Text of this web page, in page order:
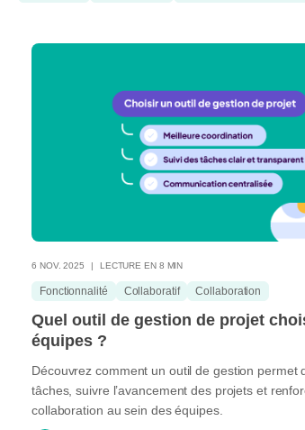
6 NOV. 2025 LECTURE EN 8 MIN
Fonctionnalité Collaboratif Collaboration
Quel outil de gestion de projet
équipes ?
Découvrez comment un outil de gestion permet
tâches, suivre l’avancement des projets et
collaboration au sein des équipes.